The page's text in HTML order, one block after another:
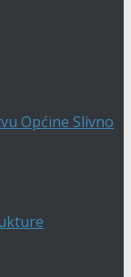
Općine Slivno